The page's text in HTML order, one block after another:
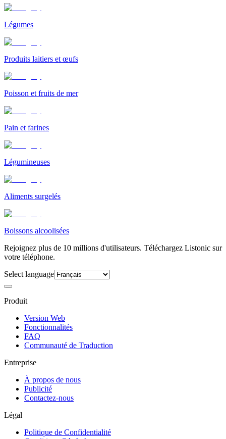
Légumes
Produits laitiers et œufs
Poisson et fruits de mer
Pain et farines
Légumineuses
Aliments surgelés
Boissons alcoolisées
Rejoignez plus de 10 millions d'utilisateurs. Téléchargez Listonic sur
votre téléphone.
Select language
Produit
Version Web
Fonctionnalités
FAQ
Communauté de Traduction
Entreprise
À propos de nous
Publicité
Contactez-nous
Légal
Politique de Confidentialité